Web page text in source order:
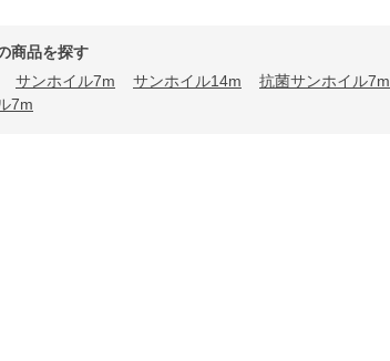
商品を探す
サンホイル7m サンホイル14m 抗菌サンホイル7m
7m